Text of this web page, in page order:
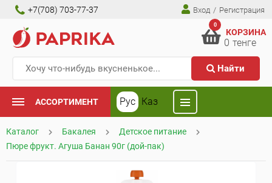
+7(708) 703-77-37 Вход / Регистрация
Найти
0
КОРЗИНА
0 тенге
АССОРТИМЕНТ Рус Каз
Каталог Бакалея
Детское питание
Пюре фрукт. Агуша Банан 90г (дой-пак)